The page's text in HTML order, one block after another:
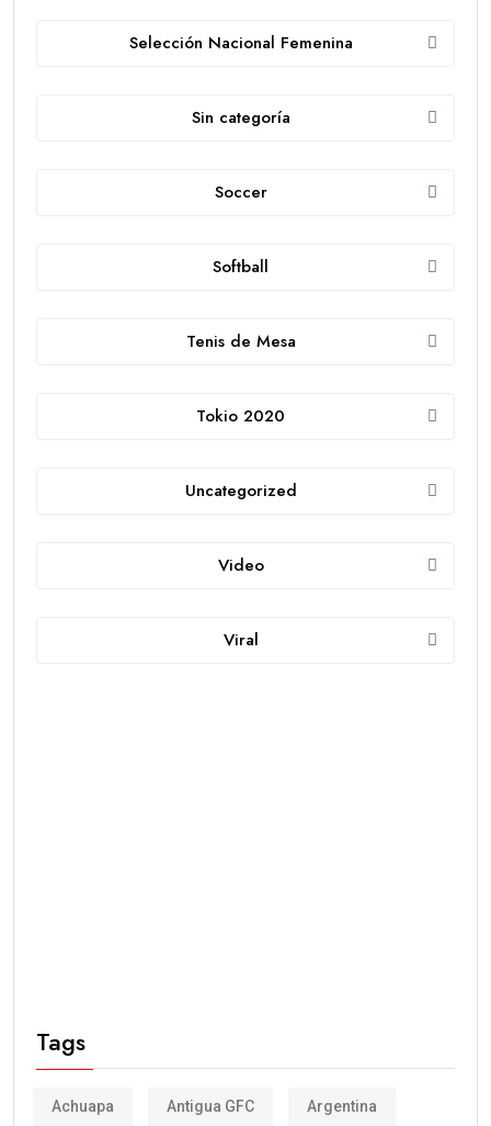
Selección Nacional Femenina
Sin categoría
Soccer
Softball
Tenis de Mesa
Tokio 2020
Uncategorized
Video
Viral
Tags
Achuapa Antigua GFC Argentina